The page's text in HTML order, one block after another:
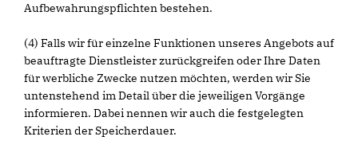
Aufbewahrungspflichten bestehen.
(4) Falls wir für einzelne Funktionen unseres Angebots auf
beauftragte Dienstleister zurückgreifen oder Ihre Daten
für werbliche Zwecke nutzen möchten, werden wir Sie
untenstehend im Detail über die jeweiligen Vorgänge
informieren. Dabei nennen wir auch die festgelegten
Kriterien der Speicherdauer.